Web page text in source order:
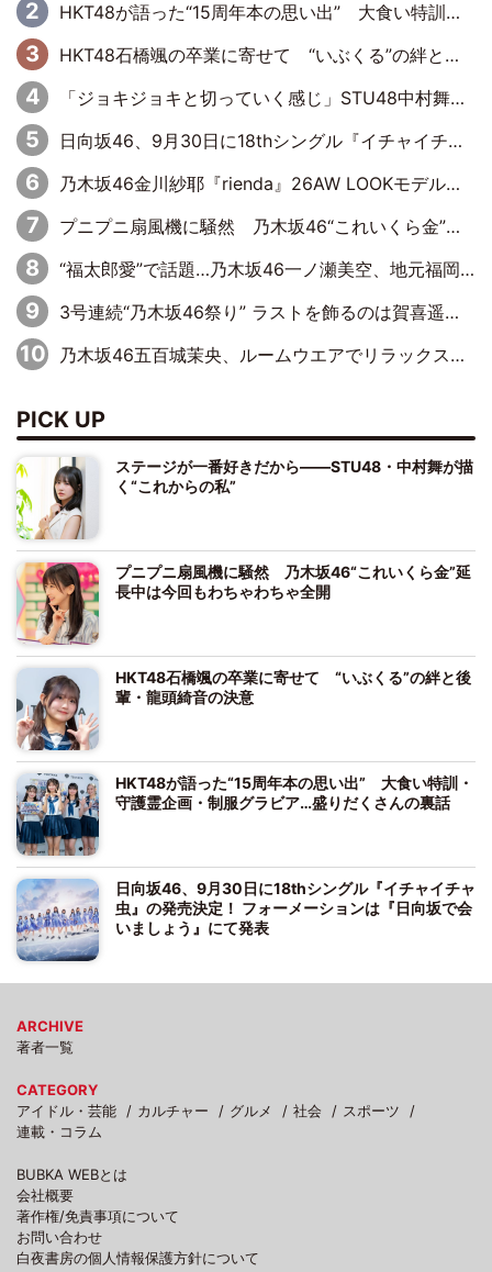
HKT48が語った“15周年本の思い出” 大食い特訓・守護霊企画・制服グラビア…盛りだくさんの裏話
HKT48石橋颯の卒業に寄せて “いぶくる”の絆と後輩・龍頭綺音の決意
「ジョキジョキと切っていく感じ」STU48中村舞、新しい挑戦は自らの手で
日向坂46、9月30日に18thシングル『イチャイチャ虫』の発売決定！ フォーメーションは『日向坂で会いましょう』にて発表
乃木坂46金川紗耶『rienda』26AW LOOKモデルに就任
プニプニ扇風機に騒然 乃木坂46“これいくら金”延長中は今回もわちゃわちゃ全開
“福太郎愛”で話題…乃木坂46一ノ瀬美空、地元福岡『めんべい25周年トップサポーター』に就任
3号連続“乃木坂46祭り” ラストを飾るのは賀喜遥香…5年ぶりの登場に「5年分大人になった私を見ていただけたら」
乃木坂46五百城茉央、ルームウエアでリラックス「今回のグラビアを見て成長を感じていただけるとうれしい」
PICK UP
ステージが一番好きだから――STU48・中村舞が描
く“これからの私”
プニプニ扇風機に騒然 乃木坂46“これいくら金”延
長中は今回もわちゃわちゃ全開
HKT48石橋颯の卒業に寄せて “いぶくる”の絆と後
輩・龍頭綺音の決意
HKT48が語った“15周年本の思い出” 大食い特訓・
守護霊企画・制服グラビア…盛りだくさんの裏話
日向坂46、9月30日に18thシングル『イチャイチャ
虫』の発売決定！ フォーメーションは『日向坂で会
いましょう』にて発表
ARCHIVE
著者一覧
CATEGORY
アイドル・芸能
カルチャー グルメ 社会
スポーツ
連載・コラム
BUBKA WEBとは
会社概要
著作権/免責事項について
お問い合わせ
白夜書房の個人情報保護方針について